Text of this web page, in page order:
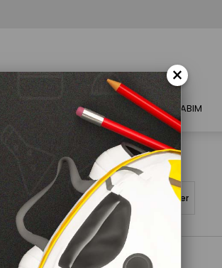
OYUNCAK SANATSAL HESABIM
Ürün Adına Göre (Z<A) Stoktakiler
×